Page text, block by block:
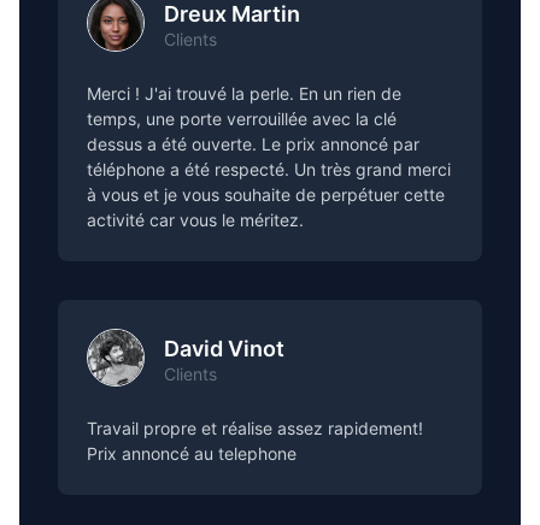
Dreux Martin
Clients
Merci ! J'ai trouvé la perle. En un rien de
temps, une porte verrouillée avec la clé
dessus a été ouverte. Le prix annoncé par
téléphone a été respecté. Un très grand merci
à vous et je vous souhaite de perpétuer cette
activité car vous le méritez.
David Vinot
Clients
Travail propre et réalise assez rapidement!
Prix annoncé au telephone